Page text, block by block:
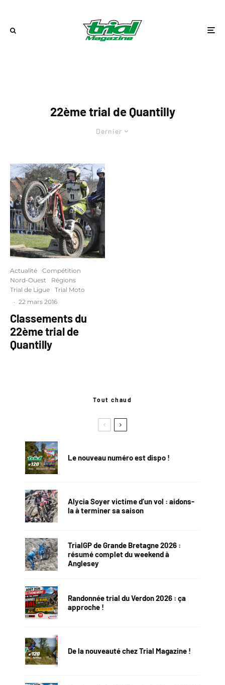
22ème trial de Quantilly
Dernier
Actualité
Compétition
Nord-Ouest
Régions
Trial de Ligue
Trial Moto
· 22 mars 2016
Classements du
22ème trial de
Quantilly
Tout chaud
Le nouveau numéro est dispo !
Alycia Soyer victime d’un vol : aidons-
la à terminer sa saison
TrialGP de Grande Bretagne 2026 :
résumé complet du weekend à
Anglesey
Randonnée trial du Verdon 2026 : ça
approche !
De la nouveauté chez Trial Magazine !